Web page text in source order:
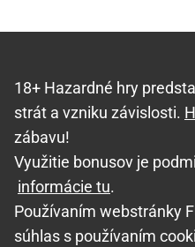
18+ Hazardné hry
strát a vzniku závislosti.
zábavu!
Využitie bonusov je
informácie tu.
Používaním webstránky
súhlas s používaním